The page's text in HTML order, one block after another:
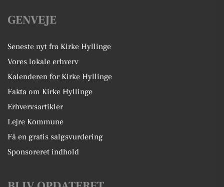
GENVEJE
Seneste nyt fra Kirke Hyllinge
Vores lokale erhverv
Kalenderen for Kirke Hyllinge
Fakta om Kirke Hyllinge
Erhvervsartikler
Lejre Kommune
Få en gratis salgsvurdering
Sponsoreret indhold